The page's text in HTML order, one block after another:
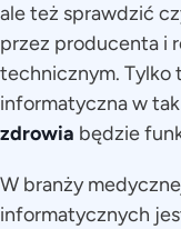
ale też sprawdzić
przez producenta i
technicznym. Tylko
informatyczna w
zdrowia będzie
W branży
informatycznych